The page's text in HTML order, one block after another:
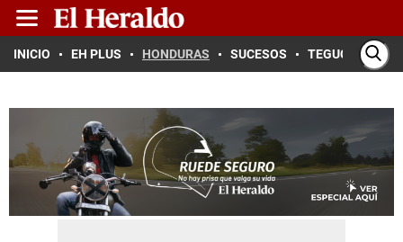
INICIO EH PLUS HONDURAS SUCESOS TEGUCIGALPA